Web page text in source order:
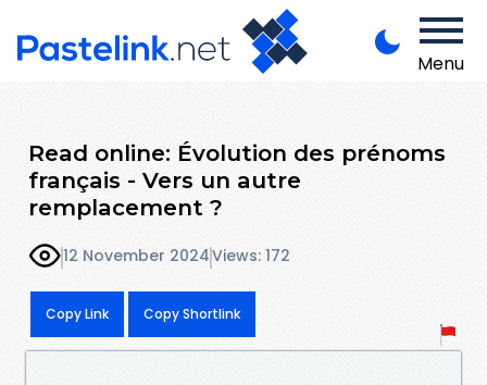
Menu
Read online: Évolution des prénoms
français - Vers un autre
remplacement ?
12 November 2024Views: 172
Copy Link Copy Shortlink